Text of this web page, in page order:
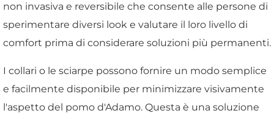
non invasiva e reversibile che consente alle persone di
sperimentare diversi look e valutare il loro livello di
comfort prima di considerare soluzioni più permanenti.
I collari o le sciarpe possono fornire un modo semplice
e facilmente disponibile per minimizzare visivamente
l'aspetto del pomo d'Adamo. Questa è una soluzione